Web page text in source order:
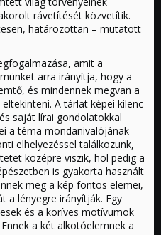
rávetítését közvetítik.
határozottan – mutatott
amit a
arra irányítja, hogy a
és mindennek megvan a
A tárlat képei kilenc
saját lírai gondolatokkal
a téma mondanivalójának
elhelyezéssel találkozunk,
középre viszik, hol pedig a
is gyakorta használt
meg a kép fontos elemei,
a lényegre irányítják. Egy
és a köríves motívumok
a két alkotóelemnek a